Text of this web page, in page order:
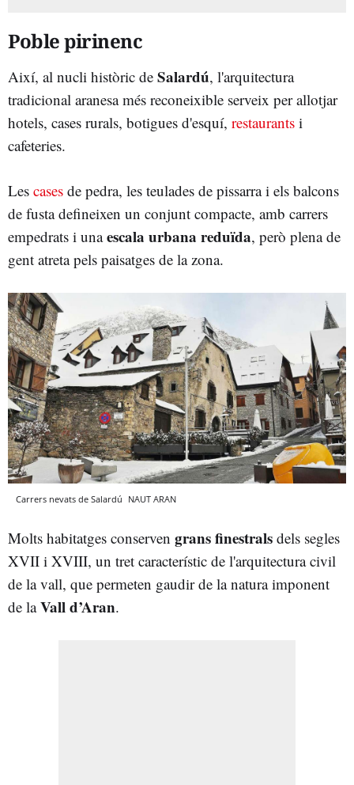
Poble pirinenc
Així, al nucli històric de Salardú, l'arquitectura
tradicional aranesa més reconeixible serveix per allotjar
hotels, cases rurals, botigues d'esquí, restaurants i
cafeteries.
Les cases de pedra, les teulades de pissarra i els balcons
de fusta defineixen un conjunt compacte, amb carrers
empedrats i unaescala urbana reduïda, però plena de
gent atreta pels paisatges de la zona.
Carrers nevats de Salardú NAUT ARAN
Molts habitatges conserven grans finestrals dels segles
XVII i XVIII, un tret característic de l'arquitectura civil
de la vall, que permeten gaudir de la natura imponent
de laVall d’Aran.